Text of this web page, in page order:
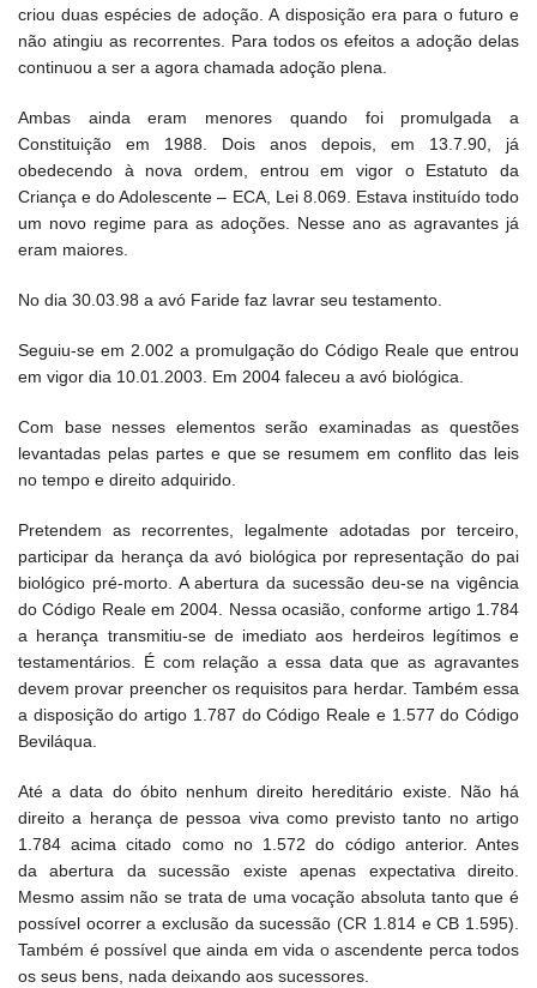
criou duas espécies de adoção. A disposição era para o futuro e
não atingiu as recorrentes. Para todos os efeitos a adoção delas
continuou a ser a agora chamada adoção plena.
Ambas ainda eram menores quando foi promulgada a
Constituição em 1988. Dois anos depois, em 13.7.90, já
obedecendo à nova ordem, entrou em vigor o Estatuto da
Criança e do Adolescente – ECA, Lei 8.069. Estava instituído todo
um novo regime para as adoções. Nesse ano as agravantes já
eram maiores.
No dia 30.03.98 a avó Faride faz lavrar seu testamento.
Seguiu-se em 2.002 a promulgação do Código Reale que entrou
em vigor dia 10.01.2003. Em 2004 faleceu a avó biológica.
Com base nesses elementos serão examinadas as questões
levantadas pelas partes e que se resumem em conflito das leis
no tempo e direito adquirido.
Pretendem as recorrentes, legalmente adotadas por terceiro,
participar da herança da avó biológica por representação do pai
biológico pré-morto. A abertura da sucessão deu-se na vigência
do Código Reale em 2004. Nessa ocasião, conforme artigo 1.784
a herança transmitiu-se de imediato aos herdeiros legítimos e
testamentários. É com relação a essa data que as agravantes
devem provar preencher os requisitos para herdar. Também essa
a disposição do artigo 1.787 do Código Reale e 1.577 do Código
Beviláqua.
Até a data do óbito nenhum direito hereditário existe. Não há
direito a herança de pessoa viva como previsto tanto no artigo
1.784 acima citado como no 1.572 do código anterior. Antes
da abertura da sucessão existe apenas expectativa direito.
Mesmo assim não se trata de uma vocação absoluta tanto que é
possível ocorrer a exclusão da sucessão (CR 1.814 e CB 1.595).
Também é possível que ainda em vida o ascendente perca todos
os seus bens, nada deixando aos sucessores.